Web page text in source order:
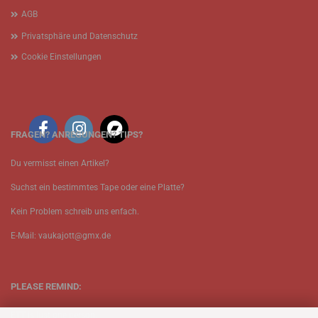
AGB
Privatsphäre und Datenschutz
Cookie Einstellungen
FRAGEN? ANREGUNGEN? TIPS?
Du vermisst einen Artikel?
Suchst ein bestimmtes Tape oder eine Platte?
Kein Problem schreib uns enfach.
E-Mail: vaukajott@gmx.de
PLEASE REMIND: